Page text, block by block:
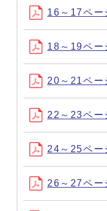
16～17ペ
18～19ペ
20～21ペ
22～23ペ
24～25ペ
26～27ペ